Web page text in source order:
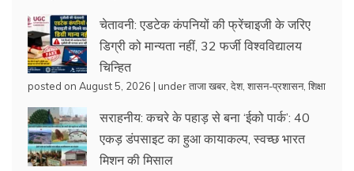
चेतावनी: एडटेक कंपनियों की फ्रेंचाइजी के जरिए
डिग्री को मान्यता नहीं, 32 फर्जी विश्वविद्यालय
चिन्हित
posted on August 5, 2026 | underताजा खबर देश, शासन-प्रशासन, शिक्षा
सराहनीय: कचरे के पहाड़ से बना ‘ईको पार्क’: 40
एकड़ डंपसाइट का हुआ कायाकल्प, स्वच्छ भारत
मिशन की मिसाल